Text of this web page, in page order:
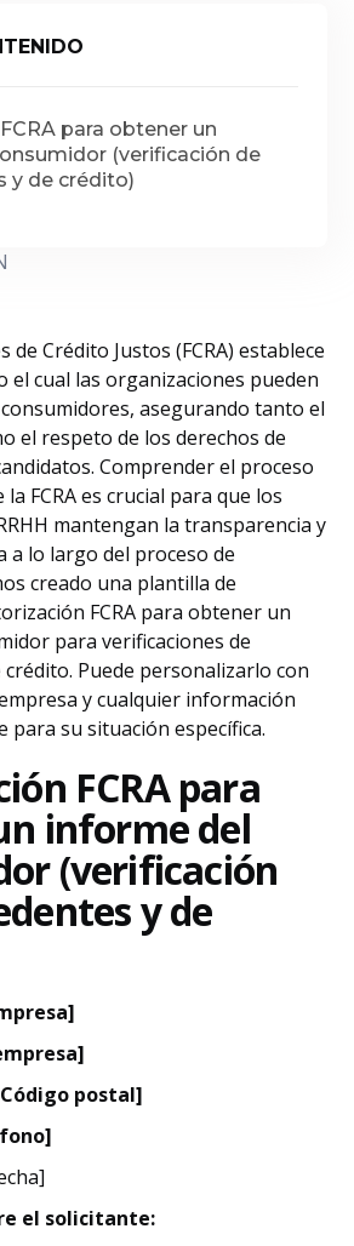
para obtener un
(verificación de
y de crédito)
de Crédito Justos (FCRA) establece
el cual las organizaciones pueden
asegurando tanto el
el respeto de los derechos de
Comprender el proceso
FCRA es crucial para que los
mantengan la transparencia y
a lo largo del proceso de
creado una plantilla de
FCRA para obtener un
para verificaciones de
crédito. Puede personalizarlo con
y cualquier información
para su situación específica.
FCRA para
informe del
(verificación
y de
postal]
el solicitante: